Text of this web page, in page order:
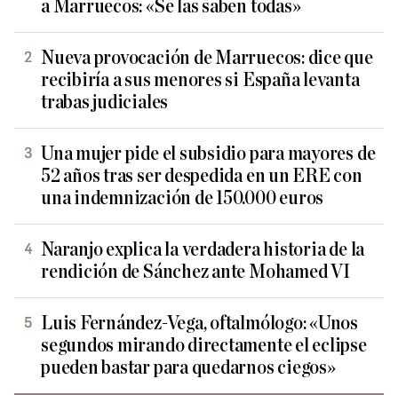
a Marruecos: «Se las saben todas»
Nueva provocación de Marruecos: dice que
recibiría a sus menores si España levanta
trabas judiciales
Una mujer pide el subsidio para mayores de
52 años tras ser despedida en un ERE con
una indemnización de 150.000 euros
Naranjo explica la verdadera historia de la
rendición de Sánchez ante Mohamed VI
Luis Fernández-Vega, oftalmólogo: «Unos
segundos mirando directamente el eclipse
pueden bastar para quedarnos ciegos»